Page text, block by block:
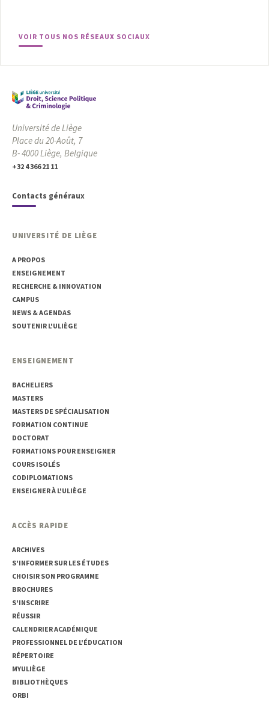
VOIR TOUS NOS RÉSEAUX SOCIAUX
Université de Liège
Place du 20-Août, 7
B- 4000 Liège, Belgique
+32 4 366 21 11
Contacts généraux
UNIVERSITÉ DE LIÈGE
A PROPOS
ENSEIGNEMENT
RECHERCHE & INNOVATION
CAMPUS
NEWS & AGENDAS
SOUTENIR L'ULIÈGE
ENSEIGNEMENT
BACHELIERS
MASTERS
MASTERS DE SPÉCIALISATION
FORMATION CONTINUE
DOCTORAT
FORMATIONS POUR ENSEIGNER
COURS ISOLÉS
CODIPLOMATIONS
ENSEIGNER À L'ULIÈGE
ACCÈS RAPIDE
ARCHIVES
S'INFORMER SUR LES ÉTUDES
CHOISIR SON PROGRAMME
BROCHURES
S'INSCRIRE
RÉUSSIR
CALENDRIER ACADÉMIQUE
PROFESSIONNEL DE L'ÉDUCATION
RÉPERTOIRE
MYULIÈGE
BIBLIOTHÈQUES
ORBI